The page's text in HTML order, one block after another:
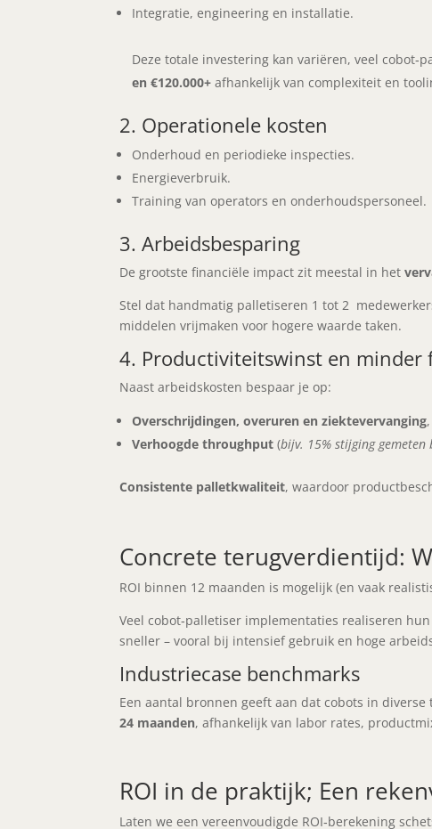
Integratie, engineering en installatie.
Deze totale investering kan variëren, veel
en €120.000+ afhankelijk van complexiteit en
2. Operationele kosten
Onderhoud en periodieke inspecties.
Energieverbruik.
Training van operators en onderhoudspersoneel.
3. Arbeidsbesparing
De grootste financiële impact zit meestal in het
Stel dat handmatig palletiseren 1 tot 2
middelen vrijmaken voor hogere waarde taken.
4. Productiviteitswinst en minder
Naast arbeidskosten bespaar je op:
Overschrijdingen, overuren en ziektevervanging,
Verhoogde throughput (bijv. 15% stijging
Consistente palletkwaliteit, waardoor
Concrete terugverdientijd:
ROI binnen 12 maanden is mogelijk (en vaak
Veel cobot‑palletiser implementaties realiseren
sneller – vooral bij intensief gebruik en hoge
Industriecase benchmarks
Een aantal bronnen geeft aan dat cobots in
24 maanden, afhankelijk van labor rates,
ROI in de praktijk; Een
Laten we een vereenvoudigde ROI‑berekening